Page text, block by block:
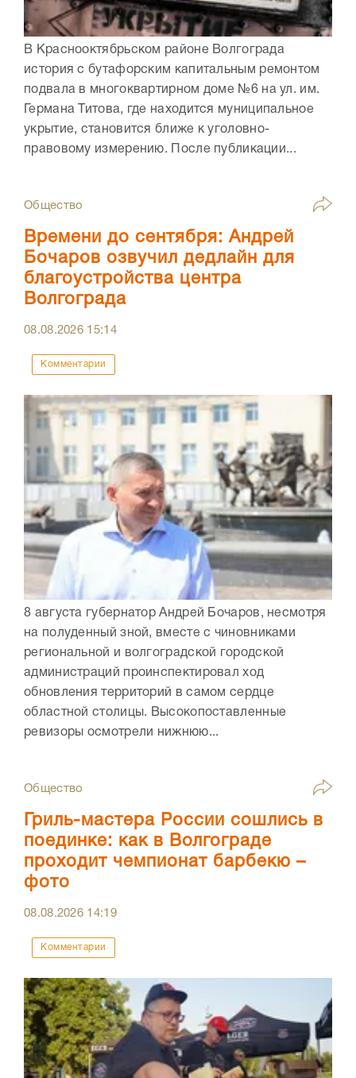
В Краснооктябрьском районе Волгограда
история с бутафорским капитальным ремонтом
подвала в многоквартирном доме №6 на ул. им.
Германа Титова, где находится муниципальное
укрытие, становится ближе к уголовно-
правовому измерению. После публикации...
Общество
Времени до сентября: Андрей
Бочаров озвучил дедлайн для
благоустройства центра
Волгограда
08.08.2026 15:14
Комментарии
8 августа губернатор Андрей Бочаров, несмотря
на полуденный зной, вместе с чиновниками
региональной и волгоградской городской
администраций проинспектировал ход
обновления территорий в самом сердце
областной столицы. Высокопоставленные
ревизоры осмотрели нижнюю...
Общество
Гриль-мастера России сошлись в
поединке: как в Волгограде
проходит чемпионат барбекю –
фото
08.08.2026 14:19
Комментарии